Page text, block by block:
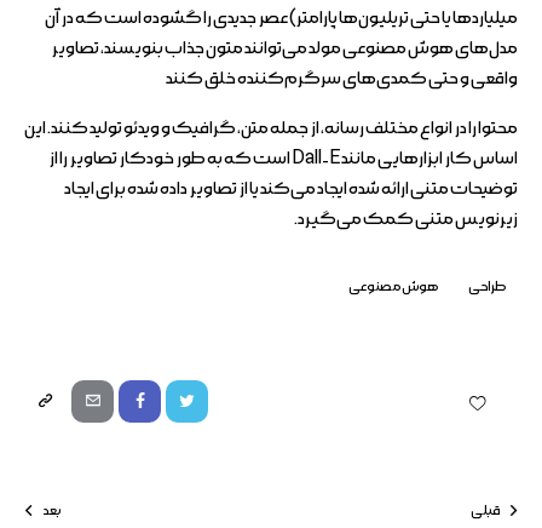
میلیاردها یا حتی تریلیون‌ها پارامتر) عصر جدیدی را گشوده است که در آن
مدل‌های هوش مصنوعی مولد می‌توانند متون جذاب بنویسند، تصاویر
واقعی و حتی کمدی‌های سرگرم‌کننده خلق کنند
محتوا را در انواع مختلف رسانه، از جمله متن، گرافیک و ویدئو تولید کنند. این
اساس کار ابزارهایی مانند Dall-E است که به طور خودکار تصاویر را از
توضیحات متنی ارائه شده ایجاد می‌کند یا از تصاویر داده شده برای ایجاد
زیرنویس متنی کمک می‌گیرد.
طراحی هوش مصنوعی
قبلی بعد